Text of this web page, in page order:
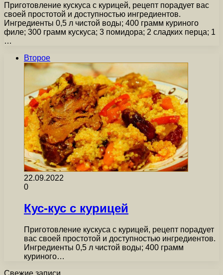
Приготовление кускуса с курицей, рецепт порадует вас
своей простотой и доступностью ингредиентов.
Ингредиенты 0,5 л чистой воды; 400 грамм куриного
филе; 300 грамм кускуса; 3 помидора; 2 сладких перца; 1
…
Второе
22.09.2022
0
Кус-кус с курицей
Приготовление кускуса с курицей, рецепт порадует
вас своей простотой и доступностью ингредиентов.
Ингредиенты 0,5 л чистой воды; 400 грамм
куриного…
Свежие записи